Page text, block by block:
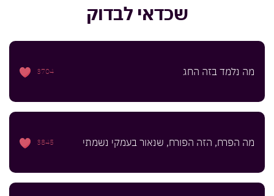
שכדאי לבדוק
מה נלמד בזה החג 3704
מה הפרח, הזה הפורח, שנאור בעמקי נשמתי 3845